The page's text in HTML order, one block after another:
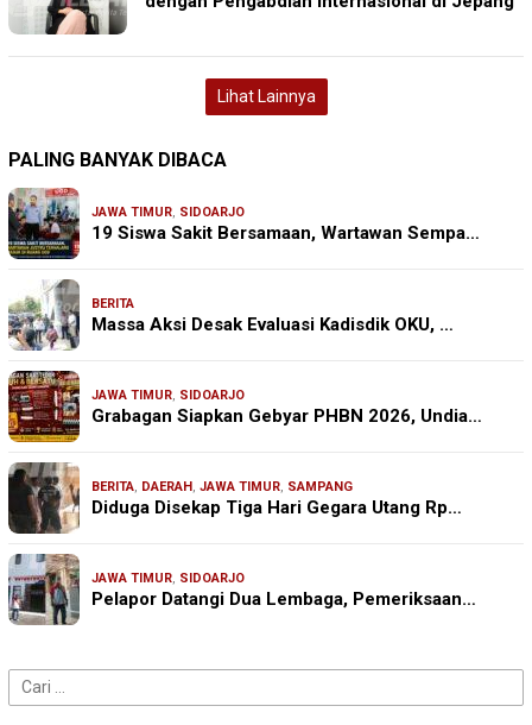
Lihat Lainnya
PALING BANYAK DIBACA
JAWA TIMUR, SIDOARJO
19 Siswa Sakit Bersamaan, Wartawan Sempa…
BERITA
Massa Aksi Desak Evaluasi Kadisdik OKU, …
JAWA TIMUR, SIDOARJO
Grabagan Siapkan Gebyar PHBN 2026, Undia…
BERITA, DAERAH , JAWA TIMUR, SAMPANG
Diduga Disekap Tiga Hari Gegara Utang Rp…
JAWA TIMUR, SIDOARJO
Pelapor Datangi Dua Lembaga, Pemeriksaan…
Cari
untuk: